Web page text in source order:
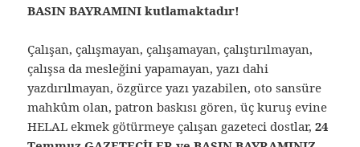
BASIN BAYRAMINI kutlamaktadır!
Çalışan, çalışmayan, çalışamayan, çalıştırılmayan,
çalışsa da mesleğini yapamayan, yazı dahi
yazdırılmayan, özgürce yazı yazabilen, oto sansüre
mahkûm olan, patron baskısı gören, üç kuruş evine
HELAL ekmek götürmeye çalışan gazeteci dostlar,24